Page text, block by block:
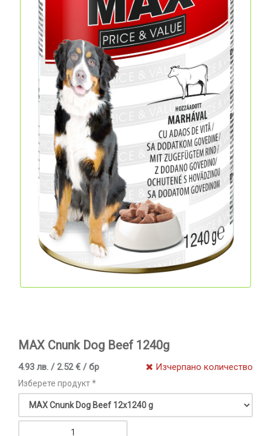
MAX Cnunk Dog Beef 1240g
4.93 лв. / 2.52 € / бр Изчерпано количество
Изберете продукт *